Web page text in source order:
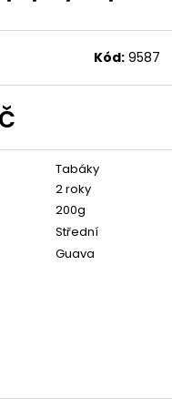
Kód: 9587
Tabáky
2 roky
200g
Střední
Guava